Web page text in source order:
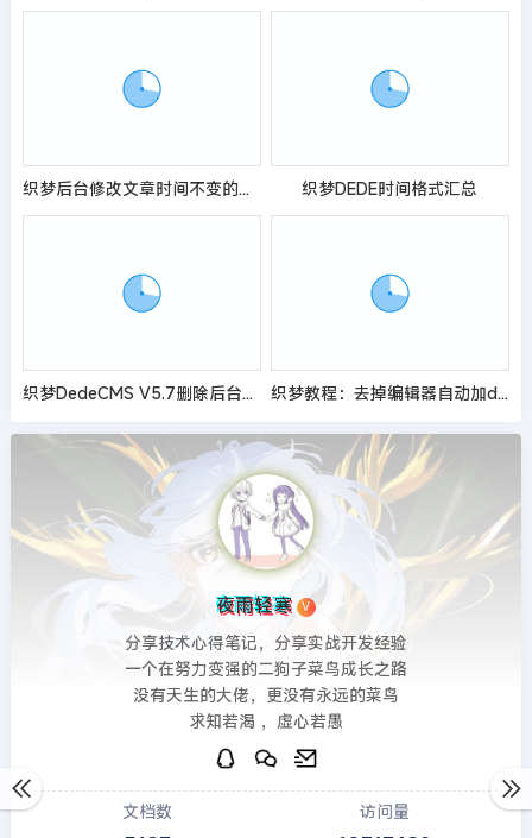
织梦后台修改文章时间不变的解决方法 织梦DEDE时间格式汇总
织梦DedeCMS V5.7删除后台登陆界面广告位的方法 织梦教程：去掉编辑器自动加div的方法即大小字情况
夜雨轻寒 V
分享技术心得笔记，分享实战开发经验
一个在努力变强的二狗子菜鸟成长之路
没有天生的大佬，更没有永远的菜鸟
求知若渴 ，虚心若愚
文档数 访问量